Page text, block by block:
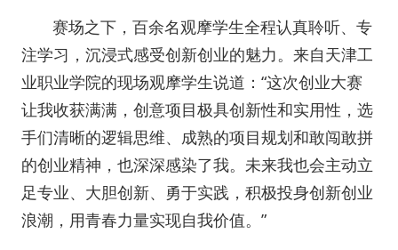
赛场之下，百余名观摩学生全程认真聆听、专
注学习，沉浸式感受创新创业的魅力。来自天津工
业职业学院的现场观摩学生说道：“这次创业大赛
让我收获满满，创意项目极具创新性和实用性，选
手们清晰的逻辑思维、成熟的项目规划和敢闯敢拼
的创业精神，也深深感染了我。未来我也会主动立
足专业、大胆创新、勇于实践，积极投身创新创业
浪潮，用青春力量实现自我价值。”